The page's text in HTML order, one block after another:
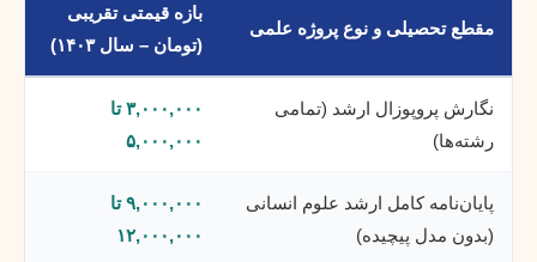
مقطع تحصیلی و نوع پروژه علمی
بازه قیمتی تقریبی
(تومان – سال ۱۴۰۳)
نگارش پروپوزال ارشد (تمامی
رشته‌ها)
۳,۰۰۰,۰۰۰ تا
۵,۰۰۰,۰۰۰
پایان‌نامه کامل ارشد علوم انسانی
(بدون مدل پیچیده)
۹,۰۰۰,۰۰۰ تا
۱۲,۰۰۰,۰۰۰